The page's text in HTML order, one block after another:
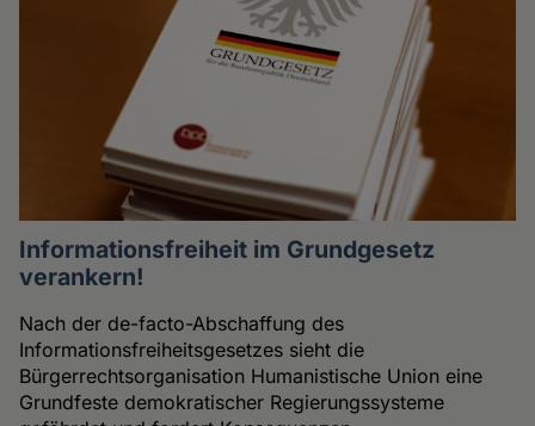
Informationsfreiheit im Grundgesetz
verankern!
Nach der de-facto-Abschaffung des
Informationsfreiheitsgesetzes sieht die
Bürgerrechtsorganisation Humanistische Union eine
Grundfeste demokratischer Regierungssysteme